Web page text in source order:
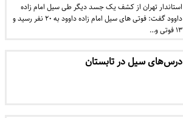
استاندار تهران از کشف یک جسد دیگر طی سیل امام زاده
داوود گفت: فوتی های سیل امام زاده داوود به ۲۰ نفر رسید و
۱۳ فوتی و…
درس‌های سیل در تابستان